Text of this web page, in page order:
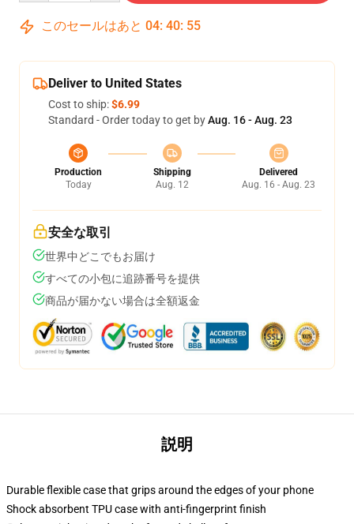
このセールはあと 04: 40: 54
Deliver to United States
Cost to ship:$6.99
Standard - Order today to get byAug. 16 - Aug. 23
Production
Today
Shipping
Aug. 12
Delivered
Aug. 16 - Aug. 23
安全な取引
世界中どこでもお届け
すべての小包に追跡番号を提供
商品が届かない場合は全額返金
説明
Durable flexible case that grips around the edges of your phone
Shock absorbent TPU case with anti-fingerprint finish